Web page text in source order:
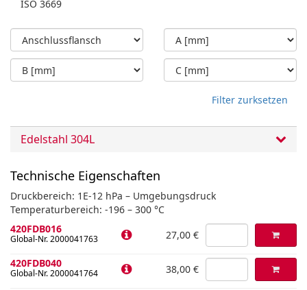
ISO 3669
Filter zurksetzen
Edelstahl 304L
Technische Eigenschaften
Druckbereich: 1E-12 hPa – Umgebungsdruck
Temperaturbereich: -196 – 300 °C
420FDB016
Global-Nr. 2000041763 27,00 €
420FDB040
Global-Nr. 2000041764 38,00 €